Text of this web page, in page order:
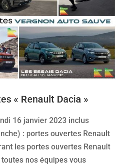
« Renault Dacia »
16 janvier 2023 inclus
: portes ouvertes Renault
les portes ouvertes Renault
nos équipes vous